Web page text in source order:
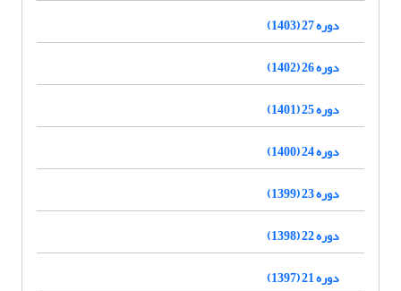
دوره 27 (1403)
دوره 26 (1402)
دوره 25 (1401)
دوره 24 (1400)
دوره 23 (1399)
دوره 22 (1398)
دوره 21 (1397)